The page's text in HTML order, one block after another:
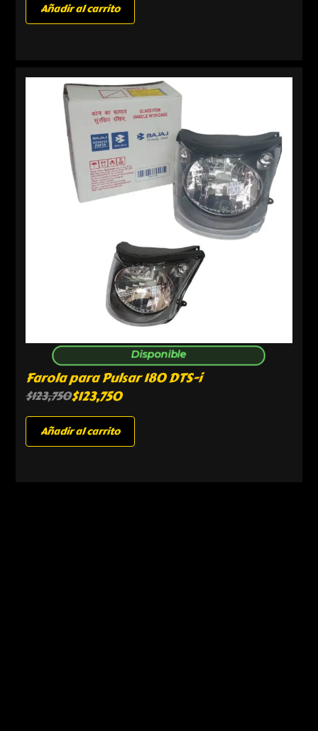
Añadir al carrito
Disponible
Farola para Pulsar 180 DTS-i
$123,750$123,750
Añadir al carrito